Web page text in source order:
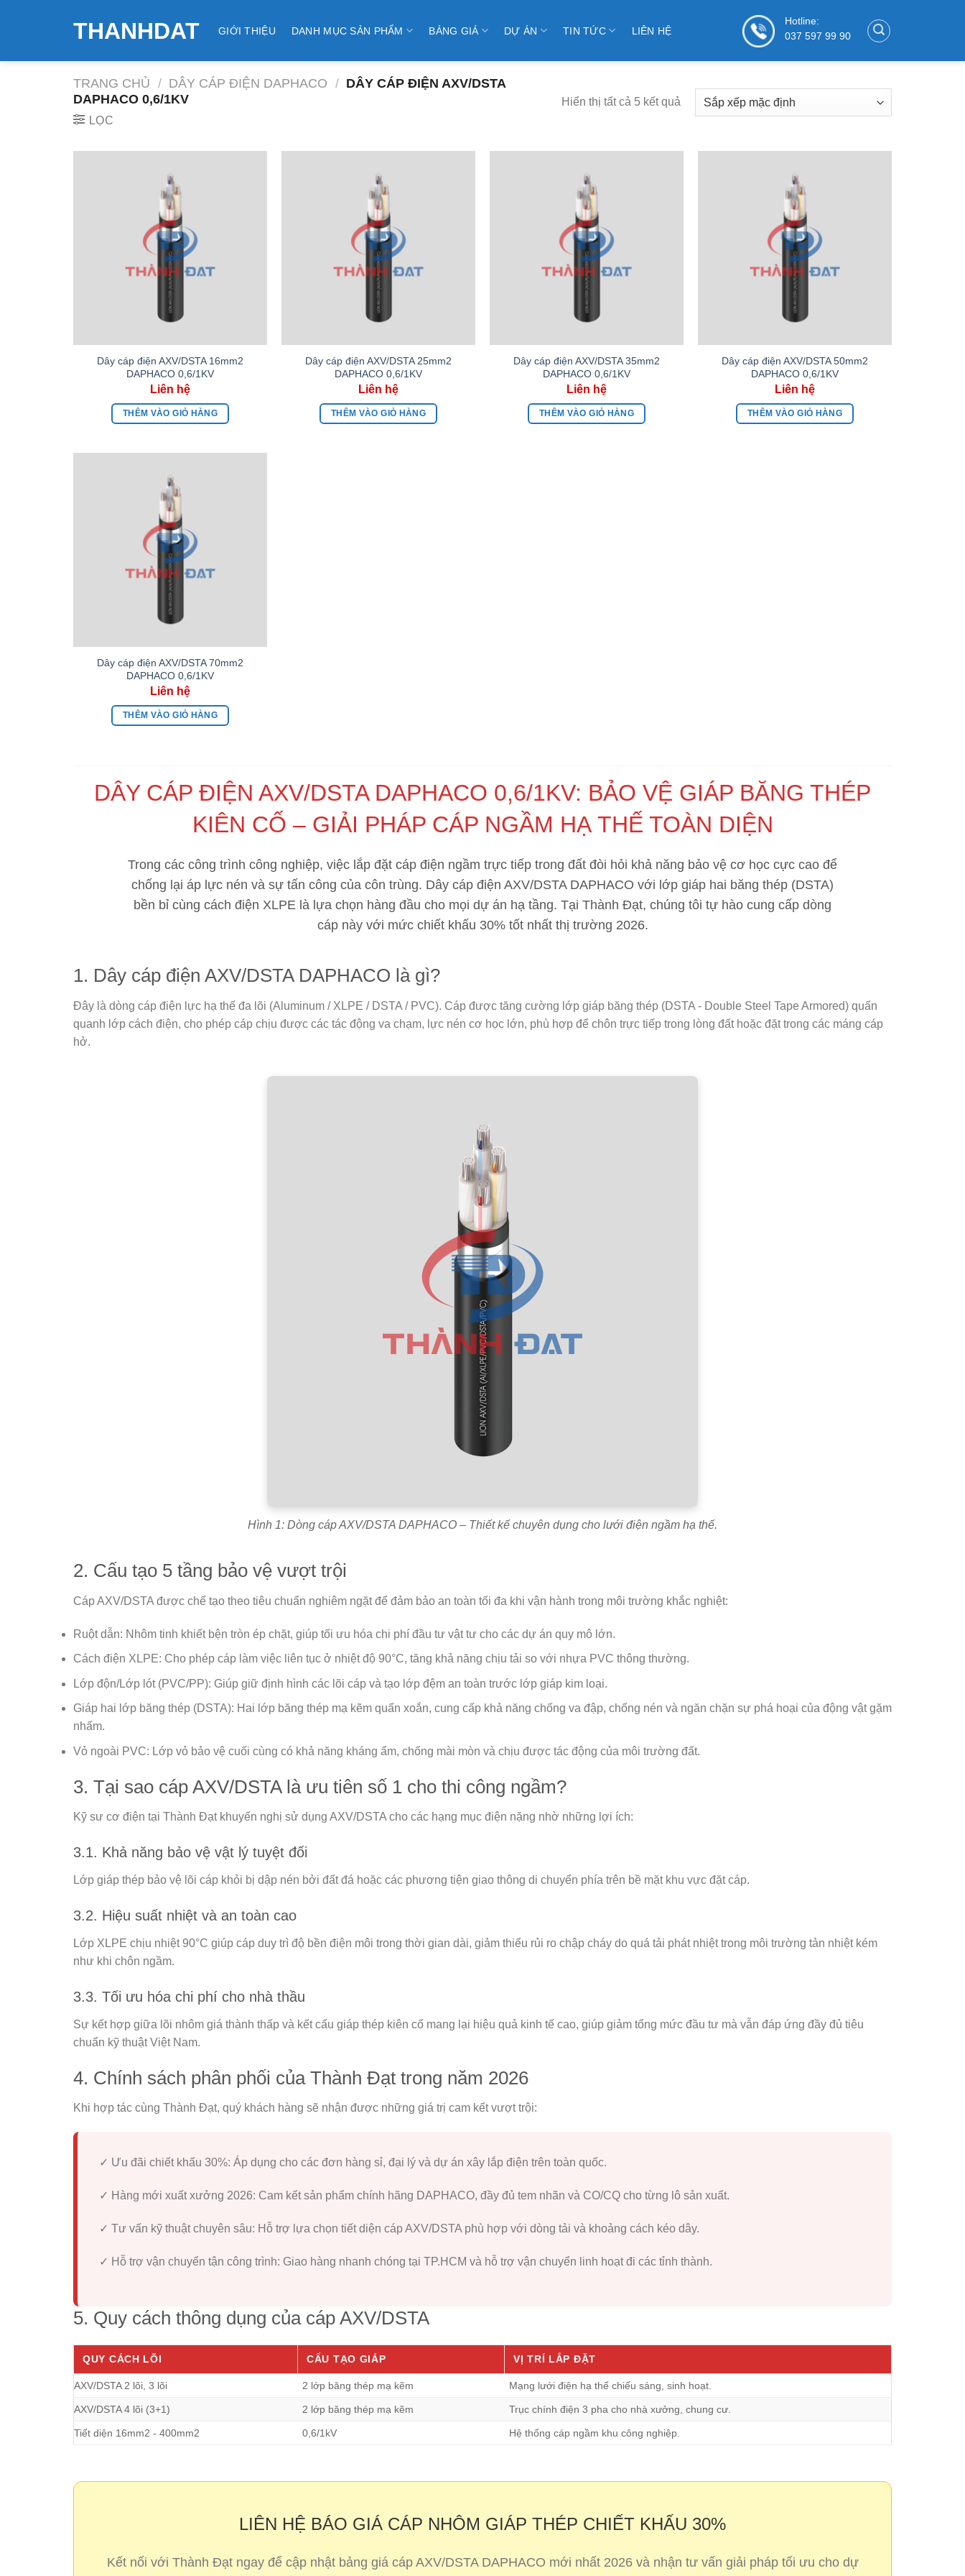
THANHDAT GIỚI THIỆU DANH MỤC SẢN PHẨM BẢNG GIÁ DỰ ÁN TIN TỨC LIÊN HỆ
Hotline:
037 597 99 90
TRANG CHỦ / DÂY CÁP ĐIỆN DAPHACO / DÂY CÁP ĐIỆN AXV/DSTA
DAPHACO 0,6/1KV
LỌC
Hiển thị tất cả 5 kết quả
Dây cáp điện AXV/DSTA 16mm2
DAPHACO 0,6/1KV
THÊM VÀO GIỎ HÀNG
Dây cáp điện AXV/DSTA 25mm2
DAPHACO 0,6/1KV
THÊM VÀO GIỎ HÀNG
Dây cáp điện AXV/DSTA 35mm2
DAPHACO 0,6/1KV
THÊM VÀO GIỎ HÀNG
Dây cáp điện AXV/DSTA 50mm2
DAPHACO 0,6/1KV
THÊM VÀO GIỎ HÀNG
Dây cáp điện AXV/DSTA 70mm2
DAPHACO 0,6/1KV
THÊM VÀO GIỎ HÀNG
DÂY CÁP ĐIỆN AXV/DSTA DAPHACO 0,6/1KV: BẢO VỆ GIÁP BĂNG THÉP
KIÊN CỐ – GIẢI PHÁP CÁP NGẦM HẠ THẾ TOÀN DIỆN
Trong các công trình công nghiệp, việc lắp đặt cáp điện ngầm trực tiếp trong đất đòi hỏi khả năng bảo vệ cơ học cực cao để
chống lại áp lực nén và sự tấn công của côn trùng. Dây cáp điện AXV/DSTA DAPHACO với lớp giáp hai băng thép (DSTA)
bền bỉ cùng cách điện XLPE là lựa chọn hàng đầu cho mọi dự án hạ tầng. Tại Thành Đạt, chúng tôi tự hào cung cấp dòng
cáp này với mức chiết khấu 30% tốt nhất thị trường 2026.
1. Dây cáp điện AXV/DSTA DAPHACO là gì?
Đây là dòng cáp điện lực hạ thế đa lõi (Aluminum / XLPE / DSTA / PVC). Cáp được tăng cường lớp giáp băng thép (DSTA - Double Steel Tape Armored) quấn
quanh lớp cách điện, cho phép cáp chịu được các tác động va chạm, lực nén cơ học lớn, phù hợp để chôn trực tiếp trong lòng đất hoặc đặt trong các máng cáp
hở.
Hình 1: Dòng cáp AXV/DSTA DAPHACO – Thiết kế chuyên dụng cho lưới điện ngầm hạ thế.
2. Cấu tạo 5 tầng bảo vệ vượt trội
Cáp AXV/DSTA được chế tạo theo tiêu chuẩn nghiêm ngặt để đảm bảo an toàn tối đa khi vận hành trong môi trường khắc nghiệt:
Ruột dẫn: Nhôm tinh khiết bện tròn ép chặt, giúp tối ưu hóa chi phí đầu tư vật tư cho các dự án quy mô lớn.
Cách điện XLPE: Cho phép cáp làm việc liên tục ở nhiệt độ 90°C, tăng khả năng chịu tải so với nhựa PVC thông thường.
Lớp độn/Lớp lót (PVC/PP): Giúp giữ định hình các lõi cáp và tạo lớp đệm an toàn trước lớp giáp kim loại.
Giáp hai lớp băng thép (DSTA): Hai lớp băng thép mạ kẽm quấn xoắn, cung cấp khả năng chống va đập, chống nén và ngăn chặn sự phá hoại của động vật gặm
nhấm.
Vỏ ngoài PVC: Lớp vỏ bảo vệ cuối cùng có khả năng kháng ẩm, chống mài mòn và chịu được tác động của môi trường đất.
3. Tại sao cáp AXV/DSTA là ưu tiên số 1 cho thi công ngầm?
Kỹ sư cơ điện tại Thành Đạtkhuyến nghị sử dụng AXV/DSTA cho các hạng mục điện nặng nhờ những lợi ích:
3.1. Khả năng bảo vệ vật lý tuyệt đối
Lớp giáp thép bảo vệ lõi cáp khỏi bị dập nén bởi đất đá hoặc các phương tiện giao thông di chuyển phía trên bề mặt khu vực đặt cáp.
3.2. Hiệu suất nhiệt và an toàn cao
Lớp XLPE chịu nhiệt 90°C giúp cáp duy trì độ bền điện môi trong thời gian dài, giảm thiểu rủi ro chập cháy do quá tải phát nhiệt trong môi trường tản nhiệt kém
như khi chôn ngầm.
3.3. Tối ưu hóa chi phí cho nhà thầu
Sự kết hợp giữa lõi nhôm giá thành thấp và kết cấu giáp thép kiên cố mang lại hiệu quả kinh tế cao, giúp giảm tổng mức đầu tư mà vẫn đáp ứng đầy đủ tiêu
chuẩn kỹ thuật Việt Nam.
4. Chính sách phân phối của Thành Đạt trong năm 2026
Khi hợp tác cùng Thành Đạt, quý khách hàng sẽ nhận được những giá trị cam kết vượt trội:
✓ Ưu đãi chiết khấu 30%: Áp dụng cho các đơn hàng sỉ, đại lý và dự án xây lắp điện trên toàn quốc.
✓ Hàng mới xuất xưởng 2026: Cam kết sản phẩm chính hãng DAPHACO, đầy đủ tem nhãn và CO/CQ cho từng lô sản xuất.
✓ Tư vấn kỹ thuật chuyên sâu: Hỗ trợ lựa chọn tiết diện cáp AXV/DSTA phù hợp với dòng tải và khoảng cách kéo dây.
✓ Hỗ trợ vận chuyển tận công trình: Giao hàng nhanh chóng tại TP.HCM và hỗ trợ vận chuyển linh hoạt đi các tỉnh thành.
5. Quy cách thông dụng của cáp AXV/DSTA
QUY CÁCH LÕI CẤU TẠO GIÁP VỊ TRÍ LẮP ĐẶT
AXV/DSTA 2 lõi, 3 lõi 2 lớp băng thép mạ kẽm Mạng lưới điện hạ thế chiếu sáng, sinh hoạt.
AXV/DSTA 4 lõi (3+1) 2 lớp băng thép mạ kẽm Trục chính điện 3 pha cho nhà xưởng, chung cư.
Tiết diện 16mm2 - 400mm2 0,6/1kV Hệ thống cáp ngầm khu công nghiệp.
LIÊN HỆ BÁO GIÁ CÁP NHÔM GIÁP THÉP CHIẾT KHẤU 30%
Kết nối với Thành Đạt ngay để cập nhật bảng giá cáp AXV/DSTA DAPHACO mới nhất 2026 và nhận tư vấn giải pháp tối ưu cho dự